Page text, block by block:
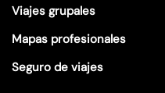
Viajes grupales
Mapas profesionales
Seguro de viajes